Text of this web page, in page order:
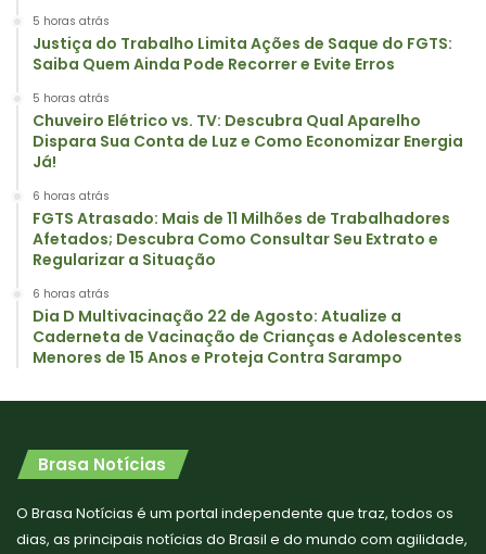
5 horas atrás
Justiça do Trabalho Limita Ações de Saque do FGTS:
Saiba Quem Ainda Pode Recorrer e Evite Erros
5 horas atrás
Chuveiro Elétrico vs. TV: Descubra Qual Aparelho
Dispara Sua Conta de Luz e Como Economizar Energia
Já!
6 horas atrás
FGTS Atrasado: Mais de 11 Milhões de Trabalhadores
Afetados; Descubra Como Consultar Seu Extrato e
Regularizar a Situação
6 horas atrás
Dia D Multivacinação 22 de Agosto: Atualize a
Caderneta de Vacinação de Crianças e Adolescentes
Menores de 15 Anos e Proteja Contra Sarampo
Brasa Notícias
O Brasa Notícias é um portal independente que traz, todos os
dias, as principais notícias do Brasil e do mundo com agilidade,